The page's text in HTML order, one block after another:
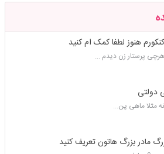
هنوز لطفا کمک ام کنید
پرستار زن دیدم ...
دولتی
مثلا ماهی پن...
مادر بزرگ هاتون تعریف کنید